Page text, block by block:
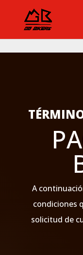
A
condiciones
solicitud de